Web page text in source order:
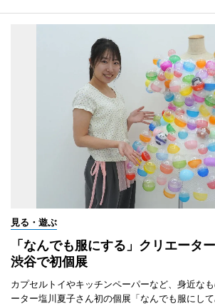
見る・遊ぶ
「なんでも服にする」クリエータ
渋谷で初個展
カプセルトイやキッチンペーパーなど、身近な
ーター塩川夏子さん初の個展「なんでも服にして